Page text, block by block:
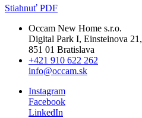
Stiahnuť PDF
Occam New Home s.r.o.
Digital Park I, Einsteinova 21,
851 01 Bratislava
+421 910 622 262
info@occam.sk
Instagram
Facebook
LinkedIn